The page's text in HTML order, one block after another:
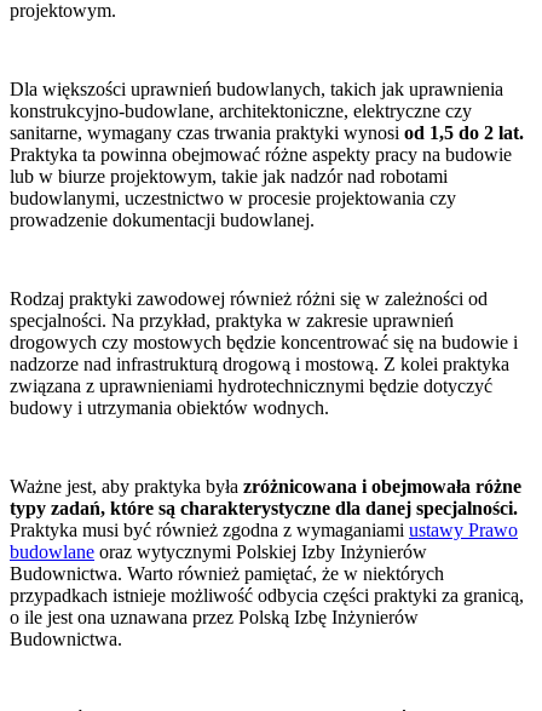
projektowym.
Dla większości uprawnień budowlanych, takich jak uprawnienia
konstrukcyjno-budowlane, architektoniczne, elektryczne czy
sanitarne, wymagany czas trwania praktyki wynosi od 1,5 do 2 lat.
Praktyka ta powinna obejmować różne aspekty pracy na budowie
lub w biurze projektowym, takie jak nadzór nad robotami
budowlanymi, uczestnictwo w procesie projektowania czy
prowadzenie dokumentacji budowlanej.
Rodzaj praktyki zawodowej również różni się w zależności od
specjalności. Na przykład, praktyka w zakresie uprawnień
drogowych czy mostowych będzie koncentrować się na budowie i
nadzorze nad infrastrukturą drogową i mostową. Z kolei praktyka
związana z uprawnieniami hydrotechnicznymi będzie dotyczyć
budowy i utrzymania obiektów wodnych.
Ważne jest, aby praktyka była zróżnicowana i obejmowała różne
typy zadań, które są charakterystyczne dla danej specjalności.
Praktyka musi być również zgodna z wymaganiami ustawy Prawo
budowlane oraz wytycznymi Polskiej Izby Inżynierów
Budownictwa. Warto również pamiętać, że w niektórych
przypadkach istnieje możliwość odbycia części praktyki za granicą,
o ile jest ona uznawana przez Polską Izbę Inżynierów
Budownictwa.